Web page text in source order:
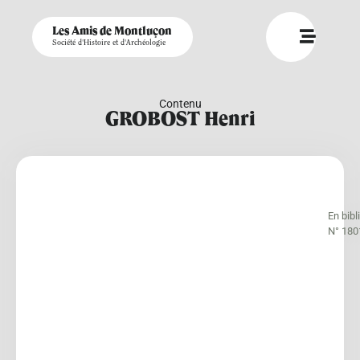
Les Amis de Montluçon
Société d'Histoire et d'Archéologie
Contenu
GROBOST Henri
En
N°